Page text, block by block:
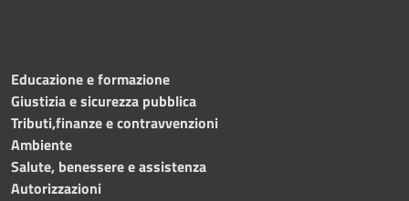
Educazione e formazione
Giustizia e sicurezza pubblica
Tributi,finanze e contravvenzioni
Ambiente
Salute, benessere e assistenza
Autorizzazioni